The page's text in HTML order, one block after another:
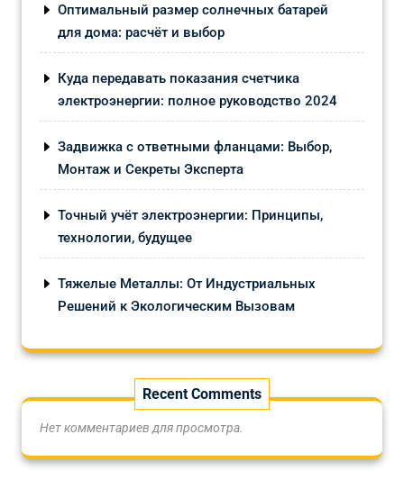
Оптимальный размер солнечных батарей
для дома: расчёт и выбор
Куда передавать показания счетчика
электроэнергии: полное руководство 2024
Задвижка с ответными фланцами: Выбор,
Монтаж и Секреты Эксперта
Точный учёт электроэнергии: Принципы,
технологии, будущее
Тяжелые Металлы: От Индустриальных
Решений к Экологическим Вызовам
Recent Comments
Нет комментариев для просмотра.